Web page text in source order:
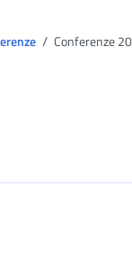
Conferenze